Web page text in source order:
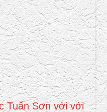
Tuấn Sơn với với ca